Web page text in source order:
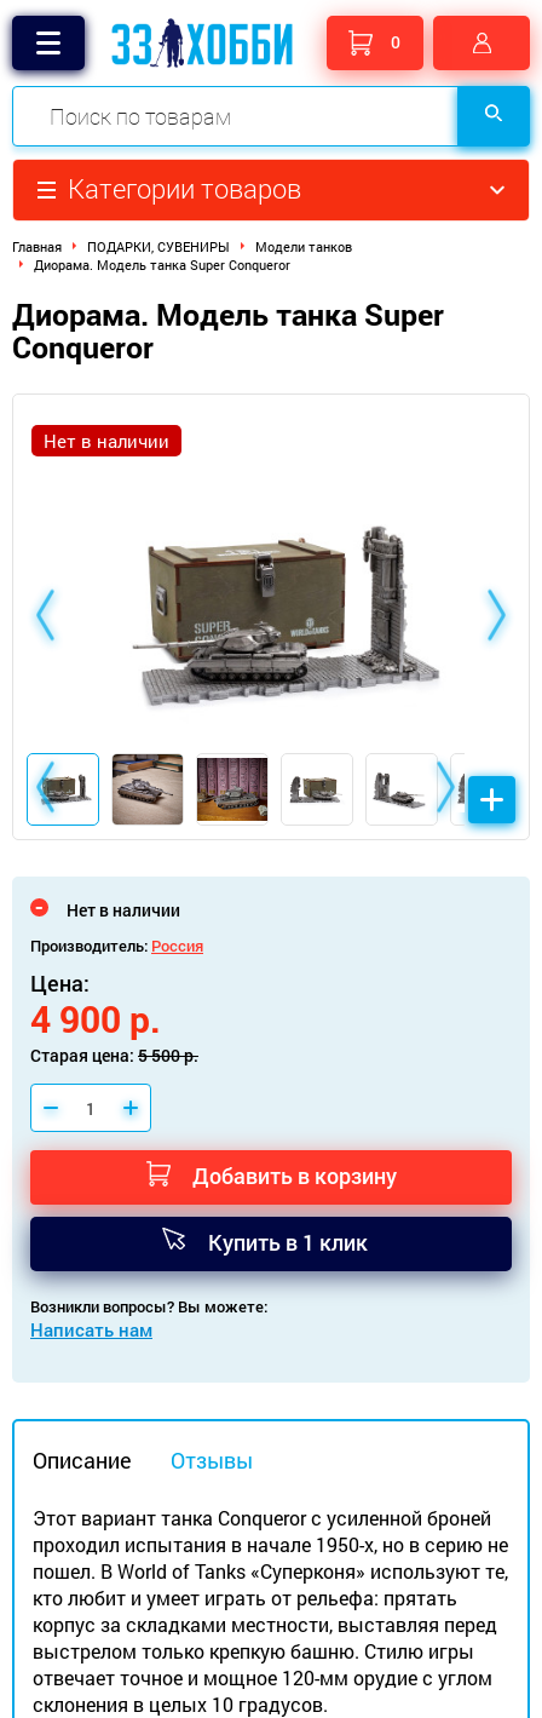
0
Категории товаров
Главная ПОДАРКИ, СУВЕНИРЫ
Модели танков
Диорама. Модель танка Super Conqueror
Диорама. Модель танка Super
Conqueror
Нет в наличии
Нет в наличии
Производитель: Россия
Цена:
4 900 р.
Старая цена: 5 500 р.
Добавить в корзину
Купить в 1 клик
Возникли вопросы? Вы можете:
Написать нам
Описание Отзывы
Этот вариант танка Conqueror с усиленной броней
проходил испытания в начале 1950-х, но в серию не
пошел. В World of Tanks «Суперконя» используют те,
кто любит и умеет играть от рельефа: прятать
корпус за складками местности, выставляя перед
выстрелом только крепкую башню. Стилю игры
отвечает точное и мощное 120-мм орудие с углом
склонения в целых 10 градусов.